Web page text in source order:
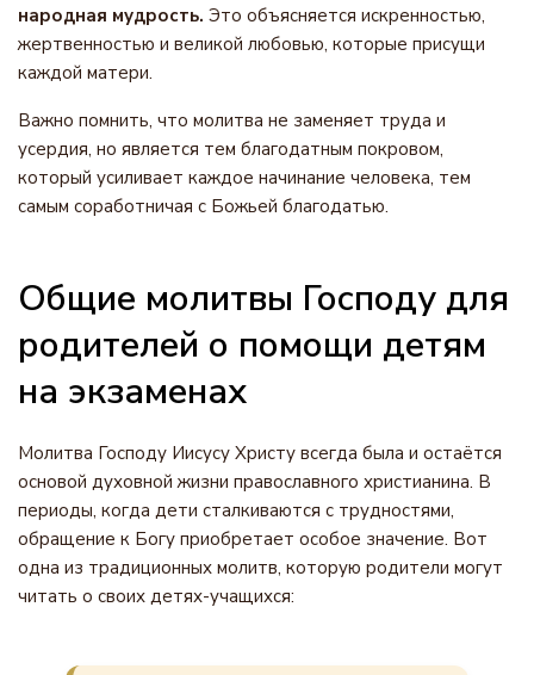
народная мудрость. Это объясняется искренностью,
жертвенностью и великой любовью, которые присущи
каждой матери.
Важно помнить, что молитва не заменяет труда и
усердия, но является тем благодатным покровом,
который усиливает каждое начинание человека, тем
самым соработничая с Божьей благодатью.
Общие молитвы Господу для
родителей о помощи детям
на экзаменах
Молитва Господу Иисусу Христу всегда была и остаётся
основой духовной жизни православного христианина. В
периоды, когда дети сталкиваются с трудностями,
обращение к Богу приобретает особое значение. Вот
одна из традиционных молитв, которую родители могут
читать о своих детях-учащихся: